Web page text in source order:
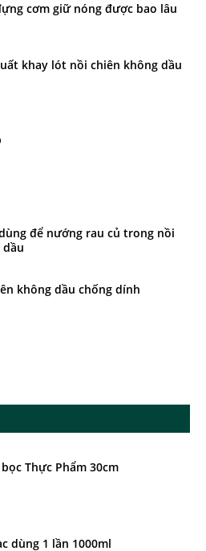
cơm giữ nóng được bao lâu
khay lót nồi chiên không dầu
để nướng rau củ trong nồi
không dầu chống dính
Thực Phẩm 30cm
dùng 1 lần 1000ml